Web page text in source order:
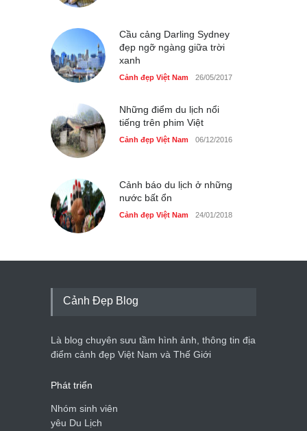
Cầu cảng Darling Sydney
đẹp ngỡ ngàng giữa trời
xanh
Cảnh đẹp Việt Nam 26/05/2017
Những điểm du lịch nổi
tiếng trên phim Việt
Cảnh đẹp Việt Nam 06/12/2016
Cảnh báo du lịch ở những
nước bất ổn
Cảnh đẹp Việt Nam 24/01/2018
Cảnh Đẹp Blog
Là blog chuyên sưu tầm hình ảnh, thông tin địa
điểm cảnh đẹp Việt Nam và Thế Giới
Phát triển
Nhóm sinh viên
yêu Du Lịch